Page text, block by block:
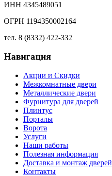
ИНН 4345489051
ОГРН 1194350002164
тел. 8 (8332) 422-332
Навигация
Акции и Скидки
Межкомнатные двери
Металлические двери
Фурнитура для дверей
Плинтус
Порталы
Ворота
Услуги
Наши работы
Полезная информация
Доставка и монтаж дверей
Контакты